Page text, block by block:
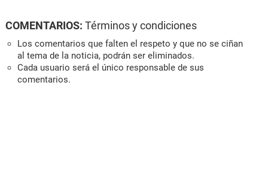
COMENTARIOS: Términos y condiciones
Los comentarios que falten el respeto y que no se ciñan
al tema de la noticia, podrán ser eliminados.
Cada usuario será el único responsable de sus
comentarios.